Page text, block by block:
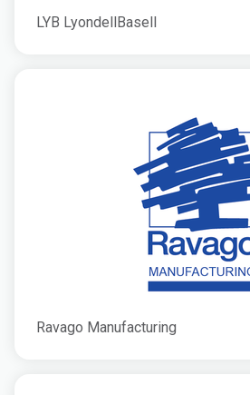
LYB LyondellBasell
Ravago Manufacturing